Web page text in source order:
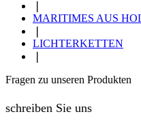
MARITIMES AUS
LICHTERKETTEN
Fragen zu unseren Produkten
schreiben Sie uns